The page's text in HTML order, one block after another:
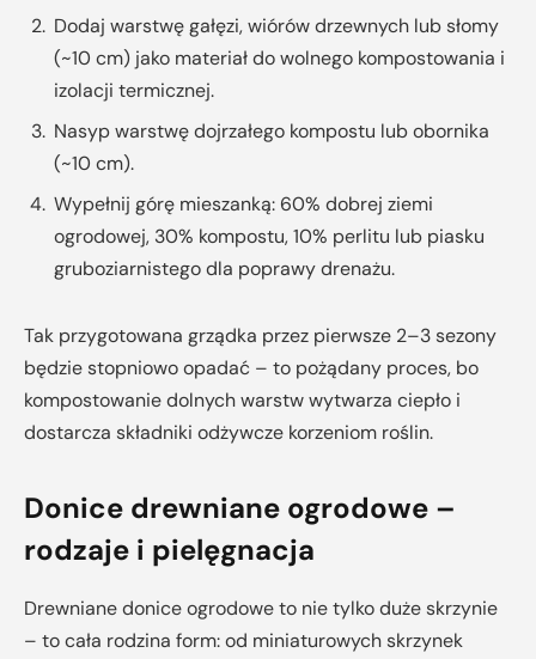
Dodaj warstwę gałęzi, wiórów drzewnych lub słomy
(~10 cm) jako materiał do wolnego kompostowania i
izolacji termicznej.
Nasyp warstwę dojrzałego kompostu lub obornika
(~10 cm).
Wypełnij górę mieszanką: 60% dobrej ziemi
ogrodowej, 30% kompostu, 10% perlitu lub piasku
gruboziarnistego dla poprawy drenażu.
Tak przygotowana grządka przez pierwsze 2–3 sezony
będzie stopniowo opadać – to pożądany proces, bo
kompostowanie dolnych warstw wytwarza ciepło i
dostarcza składniki odżywcze korzeniom roślin.
Donice drewniane ogrodowe –
rodzaje i pielęgnacja
Drewniane donice ogrodowe to nie tylko duże skrzynie
– to cała rodzina form: od miniaturowych skrzynek